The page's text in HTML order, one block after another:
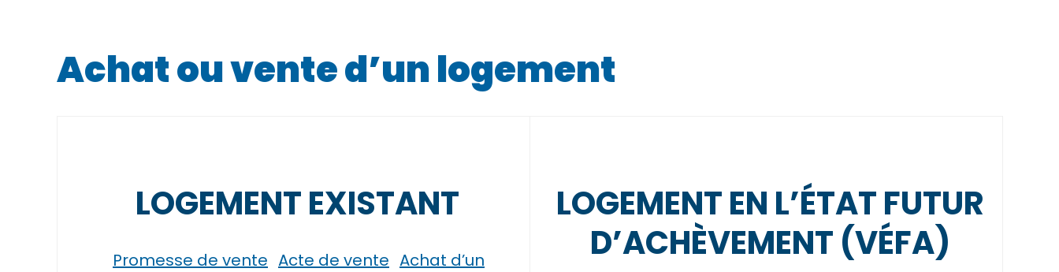
Achat ou vente d’un logement
LOGEMENT EXISTANT
Promesse de vente Acte de vente Achat d’un
LOGEMENT EN L’ÉTAT FUTUR
D’ACHÈVEMENT (VÉFA)